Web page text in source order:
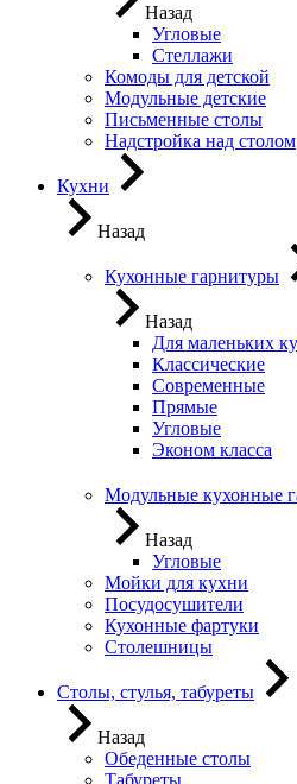
Назад
Угловые
Стеллажи
Комоды для детской
Модульные детские
Письменные столы
Надстройка над столом
Кухни
Назад
Кухонные гарнитуры
Назад
Для маленьких
Классические
Современные
Прямые
Угловые
Эконом класса
Модульные кухонные
Назад
Угловые
Мойки для кухни
Посудосушители
Кухонные фартуки
Столешницы
Столы, стулья, табуреты
Назад
Обеденные столы
Табуреты